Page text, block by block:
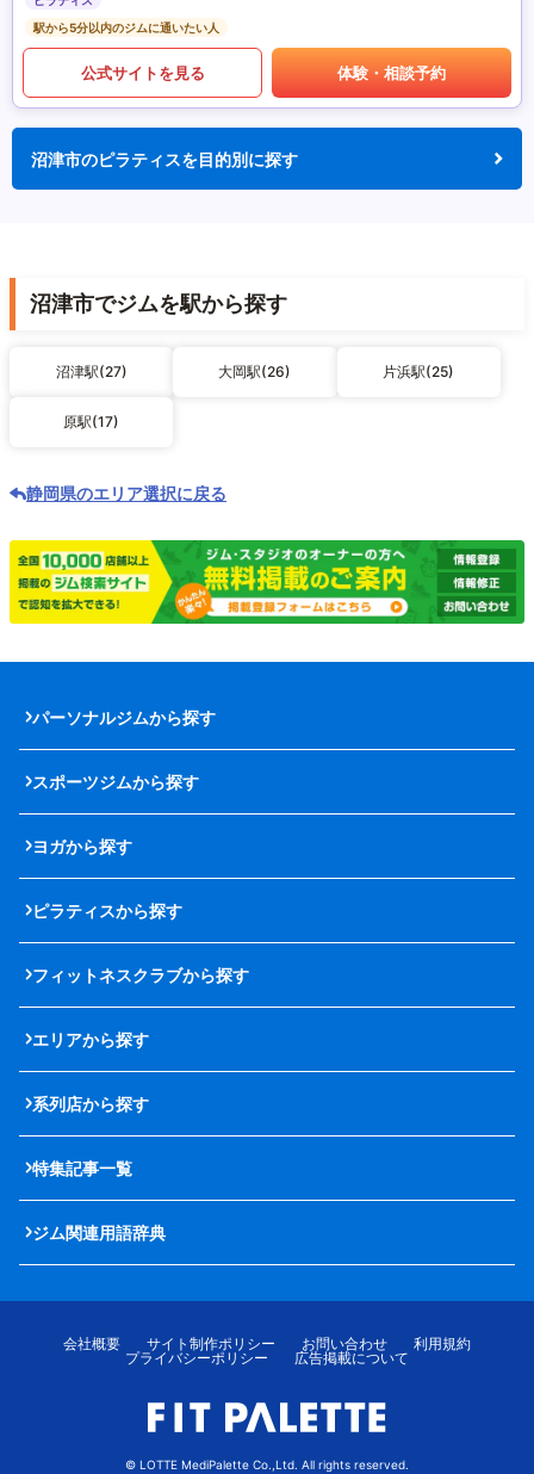
駅から5分以内のジムに通いたい人
公式サイトを見る 体験・相談予約
沼津市のピラティスを目的別に探す
沼津市でジムを駅から探す
沼津駅(27) 大岡駅(26) 片浜駅(25)
原駅(17)
静岡県のエリア選択に戻る
パーソナルジムから探す
スポーツジムから探す
ヨガから探す
ピラティスから探す
フィットネスクラブから探す
エリアから探す
系列店から探す
特集記事一覧
ジム関連用語辞典
会社概要 サイト制作ポリシー お問い合わせ
利用規約
プライバシーポリシー
広告掲載について
© LOTTE MediPalette Co.,Ltd. All rights reserved.